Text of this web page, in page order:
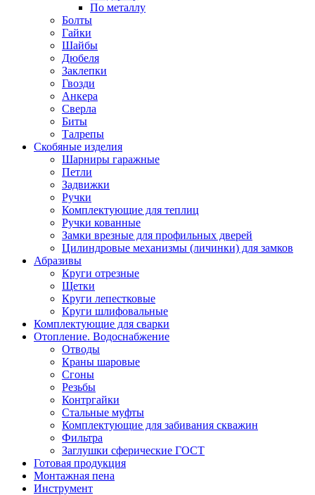
По металлу
Болты
Гайки
Шайбы
Дюбеля
Заклепки
Гвозди
Анкера
Сверла
Биты
Талрепы
Скобяные изделия
Шарниры гаражные
Петли
Задвижки
Ручки
Комплектующие для теплиц
Ручки кованные
Замки врезные для профильных дверей
Цилиндровые механизмы (личинки) для замков
Абразивы
Круги отрезные
Щетки
Круги лепестковые
Круги шлифовальные
Комплектующие для сварки
Отопление. Водоснабжение
Отводы
Краны шаровые
Сгоны
Резьбы
Контргайки
Стальные муфты
Комплектующие для забивания скважин
Фильтра
Заглушки сферические ГОСТ
Готовая продукция
Монтажная пена
Инструмент